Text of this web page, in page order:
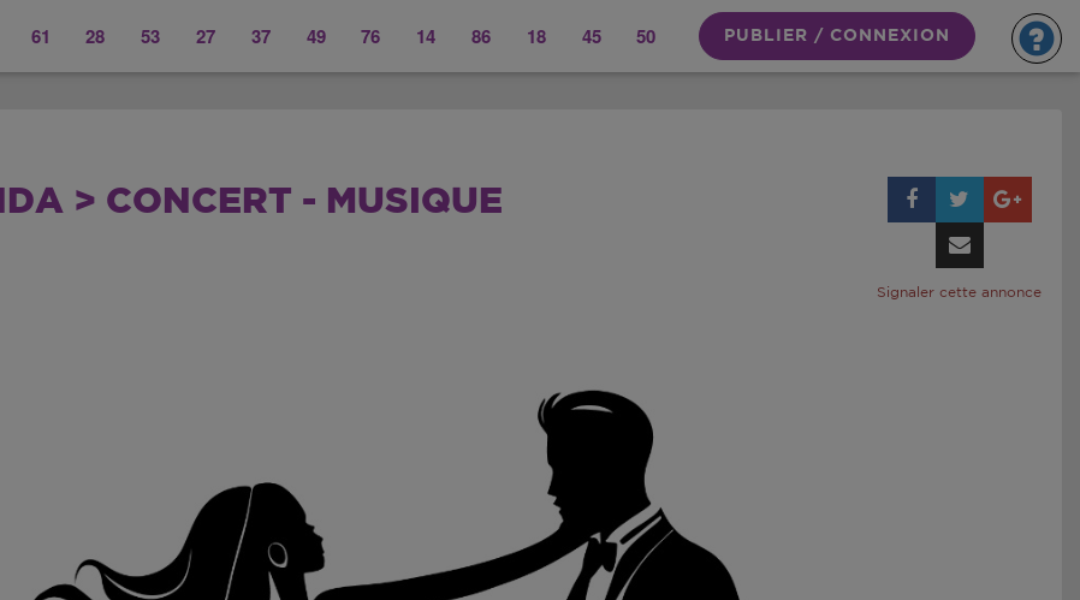
61 28 53 27 37 49 76 14 86 18 45 50 PUBLIER / CONNEXION
> CONCERT - MUSIQUE
Signaler cette annonce